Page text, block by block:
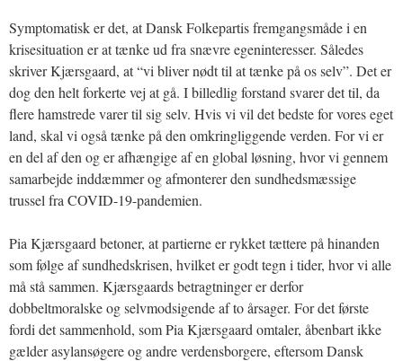
Symptomatisk er det, at Dansk Folkepartis fremgangsmåde i en
krisesituation er at tænke ud fra snævre egeninteresser. Således
skriver Kjærsgaard, at “vi bliver nødt til at tænke på os selv”. Det er
dog den helt forkerte vej at gå. I billedlig forstand svarer det til, da
flere hamstrede varer til sig selv. Hvis vi vil det bedste for vores eget
land, skal vi også tænke på den omkringliggende verden. For vi er
en del af den og er afhængige af en global løsning, hvor vi gennem
samarbejde inddæmmer og afmonterer den sundhedsmæssige
trussel fra COVID-19-pandemien.
Pia Kjærsgaard betoner, at partierne er rykket tættere på hinanden
som følge af sundhedskrisen, hvilket er godt tegn i tider, hvor vi alle
må stå sammen. Kjærsgaards betragtninger er derfor
dobbeltmoralske og selvmodsigende af to årsager. For det første
fordi det sammenhold, som Pia Kjærsgaard omtaler, åbenbart ikke
gælder asylansøgere og andre verdensborgere, eftersom Dansk